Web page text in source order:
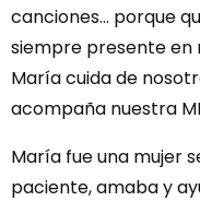
canciones… porque
siempre presente en
María cuida de
acompaña nuestra
María fue una mujer
paciente, amaba y